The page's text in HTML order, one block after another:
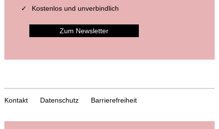
Kostenlos und unverbindlich
Zum Newsletter
Kontakt Datenschutz Barrierefreiheit